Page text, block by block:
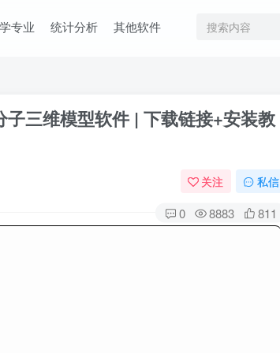
专业 统计分析 其他软件
三维模型软件 | 下载链接+安装教
关注 私信
0 8883 811